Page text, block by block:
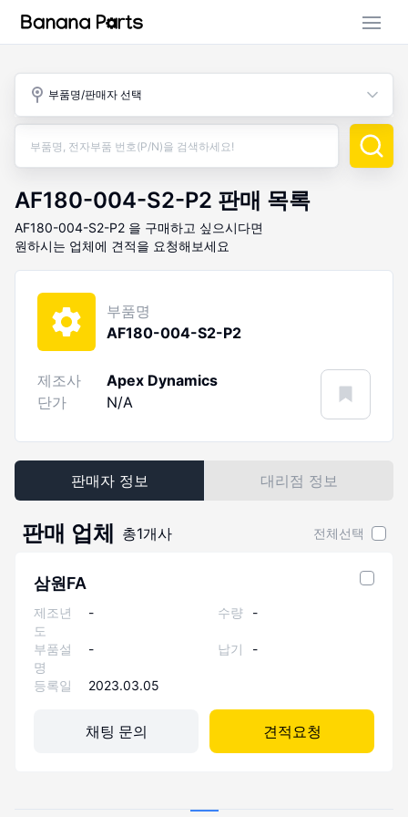
부품명/판매자 선택
AF180-004-S2-P2 판매 목록
AF180-004-S2-P2 을 구매하고 싶으시다면
원하시는 업체에 견적을 요청해보세요
부품명
AF180-004-S2-P2
제조사
Apex Dynamics
단가
N/A
판매자 정보 대리점 정보
판매 업체 총1개사 전체선택
삼원FA
제조년
도
- 수량 -
부품설
명
- 납기 -
등록일 2023.03.05
채팅 문의 견적요청